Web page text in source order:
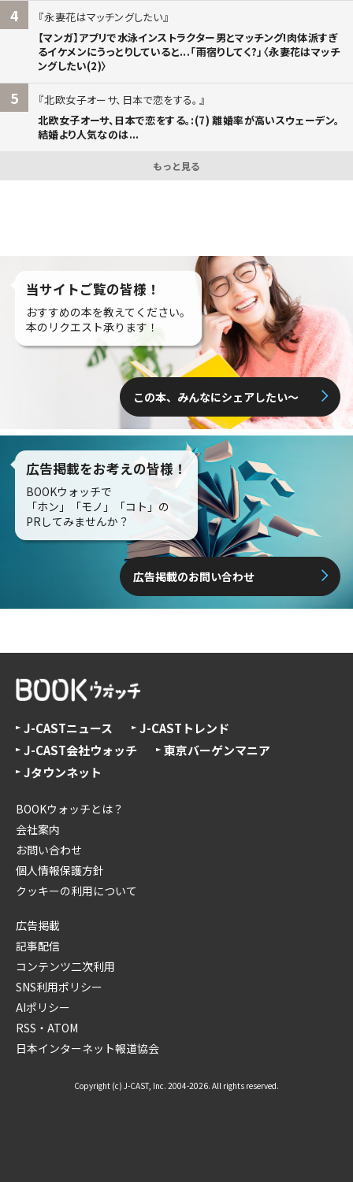
4
永妻花はマッチングしたい
【マンガ】アプリで水泳インストラクター男とマッチング!肉体派すぎ
るイケメンにうっとりしていると...「雨宿りしてく?」〈永妻花はマッチ
ングしたい(2)〉
5
北欧女子オーサ、日本で恋をする。
北欧女子オーサ、日本で恋をする。:(7) 離婚率が高いスウェーデン。
結婚より人気なのは...
もっと見る
当サイトご覧の皆様！
おすすめの本を教えてください。
本のリクエスト承ります！
この本、みんなにシェアしたい〜
広告掲載をお考えの皆様！
BOOKウォッチで
「ホン」「モノ」「コト」の
PRしてみませんか？
広告掲載のお問い合わせ
J-CASTニュース
J-CASTトレンド
J-CAST会社ウォッチ
東京バーゲンマニア
Jタウンネット
BOOKウォッチとは？
会社案内
お問い合わせ
個人情報保護方針
クッキーの利用について
広告掲載
記事配信
コンテンツ二次利用
SNS利用ポリシー
AIポリシー
RSS・ATOM
日本インターネット報道協会
Copyright (c) J-CAST, Inc. 2004-2026. All rights reserved.